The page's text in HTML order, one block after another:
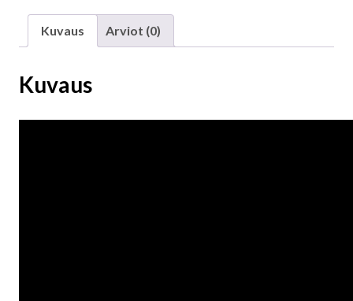
Kuvaus Arviot (0)
Kuvaus